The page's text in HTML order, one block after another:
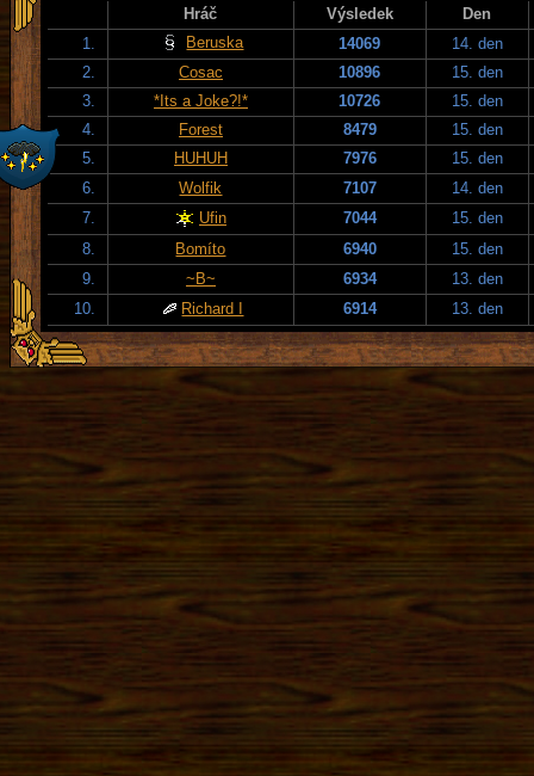
Hráč Výsledek
Den
1.
Beruska 14069
14. den
2.
Cosac 10896
15. den
3.
*Its a Joke?!* 10726
15. den
4.
Forest 8479
15. den
5.
HUHUH 7976
15. den
6.
Wolfik 7107
14. den
7.
Ufin 7044
15. den
8.
Bomíto 6940
15. den
9.
~B~ 6934
13. den
10.
Richard I 6914 13. den